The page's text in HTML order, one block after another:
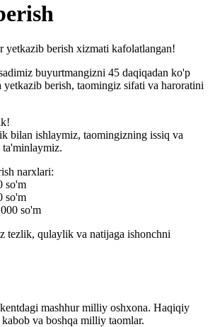
yetkazib berish xizmati kafolatlangan!
buyurtmangizni 45 daqiqadan ko'p
yetkazib berish, taomingiz sifati va haroratini
bilan ishlaymiz, taomingizning issiq va
narxlari:
so'm
so'm
so'm
tezlik, qulaylik va natijaga ishonchni
mashhur milliy oshxona. Haqiqiy
va boshqa milliy taomlar.